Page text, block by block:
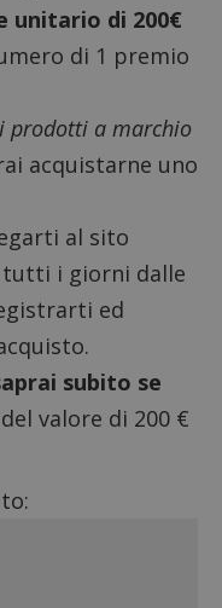
unitario di 200€
di 1 premio
prodotti a marchio
acquistarne uno
al sito
tutti i giorni dalle
ed
subito se
valore di 200 €